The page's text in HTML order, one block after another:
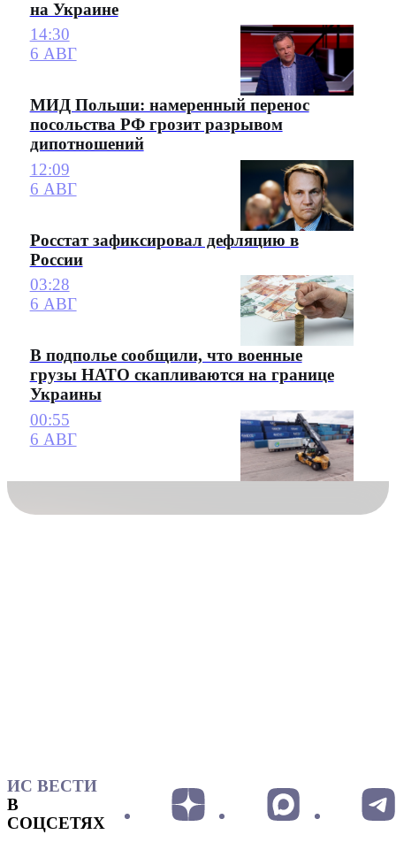
на Украине
14:30
6 АВГ
МИД Польши: намеренный перенос
посольства РФ грозит разрывом
дипотношений
12:09
6 АВГ
Росстат зафиксировал дефляцию в
России
03:28
6 АВГ
В подполье сообщили, что военные
грузы НАТО скапливаются на границе
Украины
00:55
6 АВГ
ИС ВЕСТИ
В
СОЦСЕТЯХ